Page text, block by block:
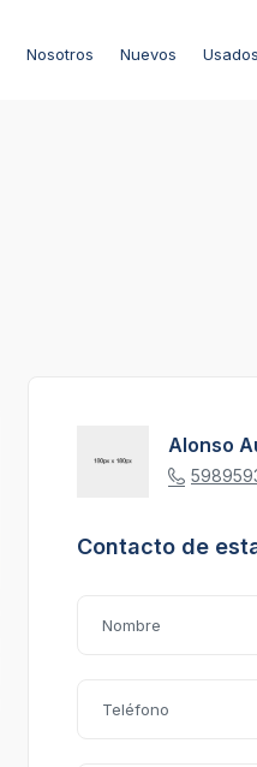
Nosotros Nuevos Usados
Alonso
Contacto de